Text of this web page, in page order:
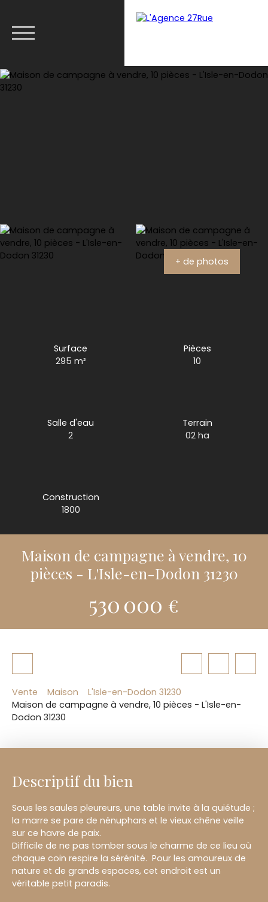
+ de photos
Surface
295 m²
Pièces
10
Salle d'eau
2
Terrain
02 ha
Construction
1800
Maison de campagne à vendre, 10
pièces - L'Isle-en-Dodon 31230
530 000 €
Vente Maison
L'Isle-en-Dodon 31230
Maison de campagne à vendre, 10 pièces - L'Isle-en-
Dodon 31230
Descriptif du bien
Sous les saules pleureurs, une table invite à la quiétude ;
la marre se pare de nénuphars et le vieux chêne veille
sur ce havre de paix.
Difficile de ne pas tomber sous le charme de ce lieu où
chaque coin respire la sérénité. Pour les amoureux de
nature et de grands espaces, cet endroit est un
véritable petit paradis.